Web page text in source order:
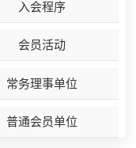
入会程序
会员活动
常务理事单位
普通会员单位